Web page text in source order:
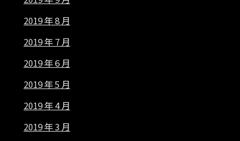
2019 年 8 月
2019 年 7 月
2019 年 6 月
2019 年 5 月
2019 年 4 月
2019 年 3 月